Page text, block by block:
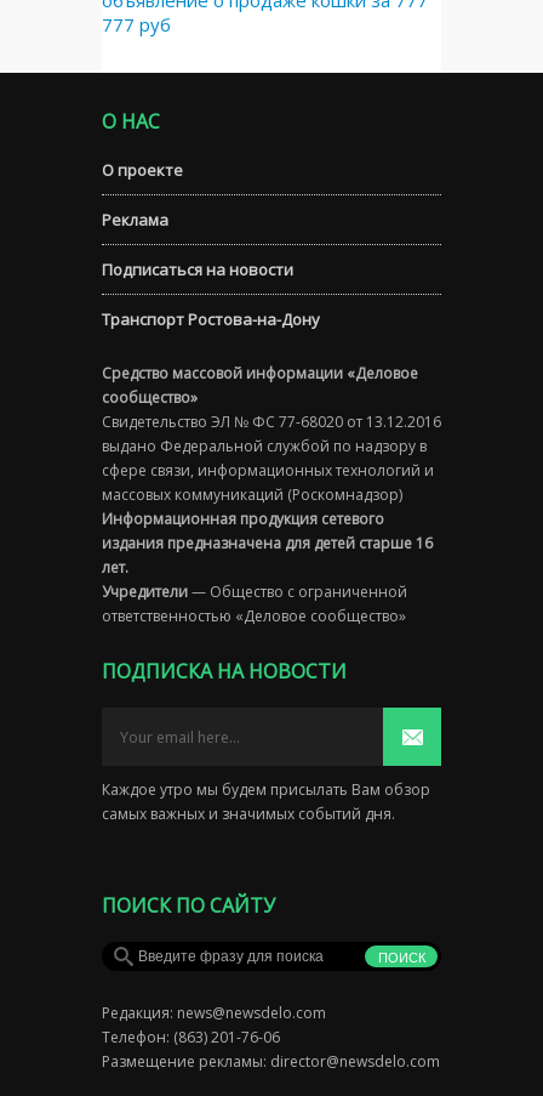
777 руб
О НАС
О проекте
Реклама
Подписаться на новости
Транспорт Ростова-на-Дону
Средство массовой информации «Деловое
сообщество»
Свидетельство ЭЛ № ФС 77-68020 от 13.12.2016
выдано Федеральной службой по надзору в
сфере связи, информационных технологий и
массовых коммуникаций (Роскомнадзор)
Информационная продукция сетевого
издания предназначена для детей старше 16
лет.
Учредители— Общество с ограниченной
ответственностью «Деловое сообщество»
ПОДПИСКА НА НОВОСТИ
Каждое утро мы будем присылать Вам обзор
самых важных и значимых событий дня.
ПОИСК ПО САЙТУ
Редакция: news@newsdelo.com
Телефон: (863) 201-76-06
Размещение рекламы: director@newsdelo.com